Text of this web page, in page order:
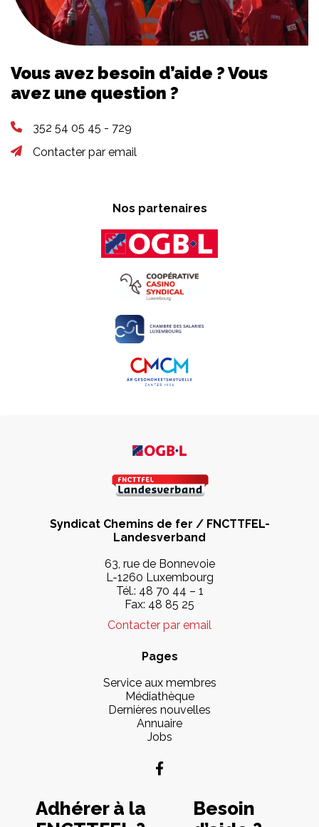
Vous avez besoin d’aide ? Vous
avez une question ?
352 54 05 45 - 729
Contacter par email
Nos partenaires
Syndicat Chemins de fer / FNCTTFEL-
Landesverband
63, rue de Bonnevoie
L-1260 Luxembourg
Tél.: 48 70 44 – 1
Fax: 48 85 25
Contacter par email
Pages
Service aux membres
Médiathèque
Dernières nouvelles
Annuaire
Jobs
Adhérer à la
Besoin